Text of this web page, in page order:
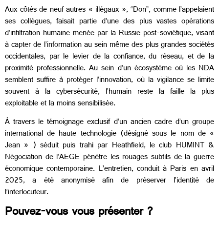
Aux côtés de neuf autres « illégaux », “Don”, comme l’appelaient
ses collègues, faisait partie d’une des plus vastes opérations
d’infiltration humaine menée par la Russie post-soviétique, visant
à capter de l’information au sein même des plus grandes sociétés
occidentales, par le levier de la confiance, du réseau, et de la
proximité professionnelle.Au sein d’un écosystème où les NDA
semblent suffire à protéger l’innovation, où la vigilance se limite
souvent à la cybersécurité, l’humain reste la faille la plus
exploitable et la moins sensibilisée.
À travers le témoignage exclusif d’un ancien cadre d’un groupe
international de haute technologie (désigné sous le nom de «
Jean » ) séduit puis trahi par Heathfield, le club HUMINT &
Négociation de l’AEGE pénètre les rouages subtils de la guerre
économique contemporaine. L’entretien, conduit à Paris en avril
2025, a été anonymisé afin de préserver l’identité de
l’interlocuteur.
Pouvez-vous vous présenter ?